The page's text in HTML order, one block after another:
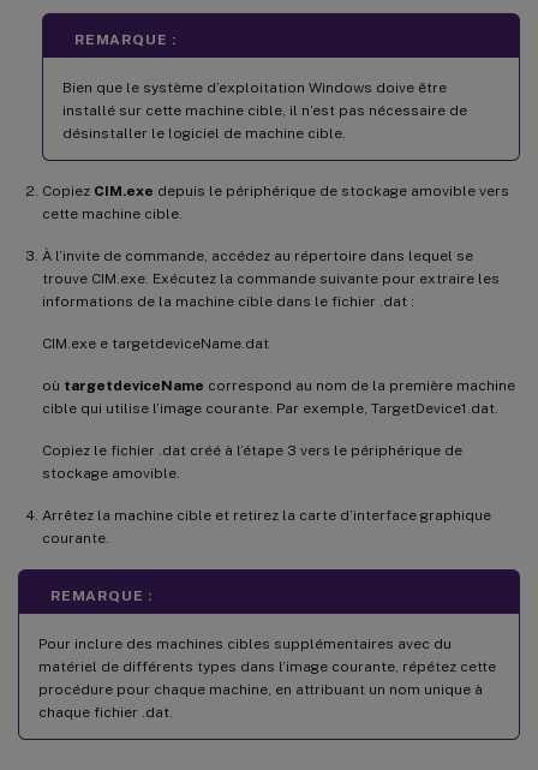
REMARQUE :
Bien que le système d’exploitation Windows doive être
installé sur cette machine cible, il n’est pas nécessaire de
désinstaller le logiciel de machine cible.
Copiez CIM.exe depuis le périphérique de stockage amovible vers
cette machine cible.
À l’invite de commande, accédez au répertoire dans lequel se
trouve CIM.exe. Exécutez la commande suivante pour extraire les
informations de la machine cible dans le fichier .dat :
CIM.exe e targetdeviceName.dat
où targetdeviceName correspond au nom de la première machine
cible qui utilise l’image courante. Par exemple, TargetDevice1.dat.
Copiez le fichier .dat créé à l’étape 3 vers le périphérique de
stockage amovible.
Arrêtez la machine cible et retirez la carte d’interface graphique
courante.
REMARQUE :
Pour inclure des machines cibles supplémentaires avec du
matériel de différents types dans l’image courante, répétez cette
procédure pour chaque machine, en attribuant un nom unique à
chaque fichier .dat.